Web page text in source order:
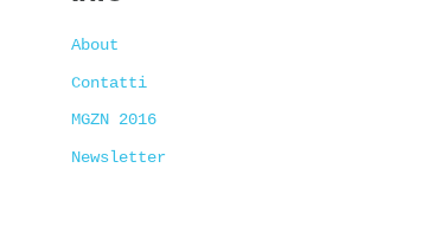
About
Contatti
MGZN 2016
Newsletter